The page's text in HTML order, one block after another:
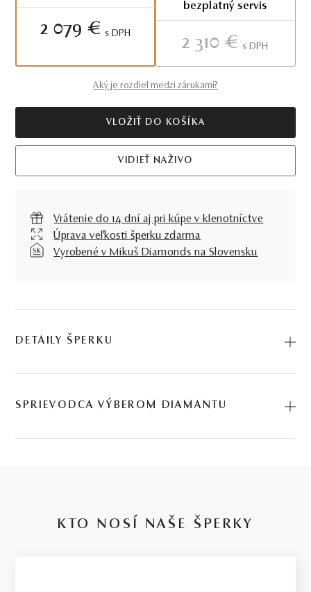
2 079 € S DPH
bezplatný servis
2 310 € S DPH
Aký je rozdiel medzi zárukami?
VLOŽIŤ DO KOŠÍKA
VIDIEŤ NAŽIVO
Vrátenie do 14 dní aj pri kúpe v klenotníctve
Úprava veľkosti šperku zdarma
Vyrobené v Mikuš Diamonds na Slovensku
DETAILY ŠPERKU
prírodné materiály: biele zlato, rubín. Kód:
SPRIEVODCA VÝBEROM DIAMANTU
ročné skúsenosti, členstvo na diamantovej burze a dlhoročná
expertíza v hodnotení diamantov.
KTO NOSÍ NAŠE ŠPERKY